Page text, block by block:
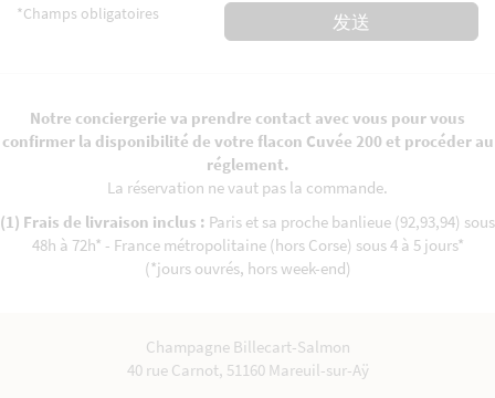
*Champs obligatoires 发送
Notre conciergerie va prendre contact avec vous pour vous
confirmer la disponibilité de votre flacon Cuvée 200 et procéder au
réglement.
La réservation ne vaut pas la commande.
(1) Frais de livraison inclus : Paris et sa proche banlieue (92,93,94) sous
48h à 72h* - France métropolitaine (hors Corse) sous 4 à 5 jours*
(*jours ouvrés, hors week-end)
Champagne Billecart-Salmon
40 rue Carnot, 51160 Mareuil-sur-Aÿ